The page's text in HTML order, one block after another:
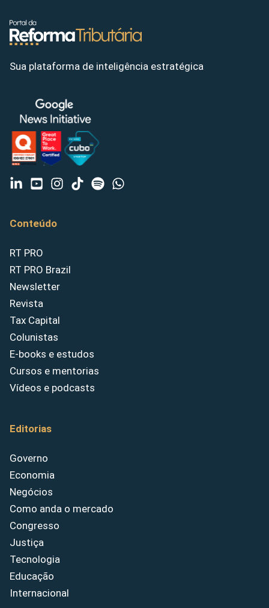
Sua plataforma de inteligência estratégica
Conteúdo
RT PRO
RT PRO Brazil
Newsletter
Revista
Tax Capital
Colunistas
E-books e estudos
Cursos e mentorias
Vídeos e podcasts
Editorias
Governo
Economia
Negócios
Como anda o mercado
Congresso
Justiça
Tecnologia
Educação
Internacional